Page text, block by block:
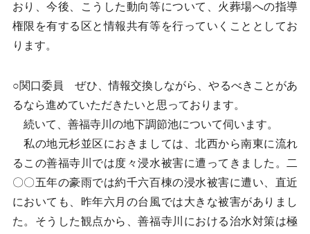
おり、今後、こうした動向等について、火葬場への指導
権限を有する区と情報共有等を行っていくこととしてお
ります。
○関口委員 ぜひ、情報交換しながら、やるべきことがあ
るなら進めていただきたいと思っております。
続いて、善福寺川の地下調節池について伺います。
私の地元杉並区におきましては、北西から南東に流れ
るこの善福寺川では度々浸水被害に遭ってきました。二
〇〇五年の豪雨では約千六百棟の浸水被害に遭い、直近
においても、昨年六月の台風では大きな被害がありまし
た。そうした観点から、善福寺川における治水対策は極